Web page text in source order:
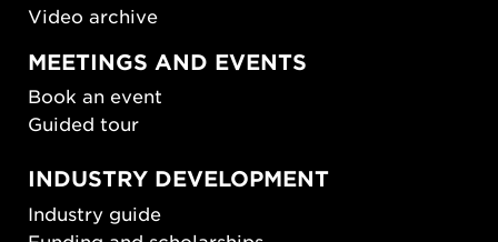
Video archive
MEETINGS AND EVENTS
Book an event
Guided tour
INDUSTRY DEVELOPMENT
Industry guide